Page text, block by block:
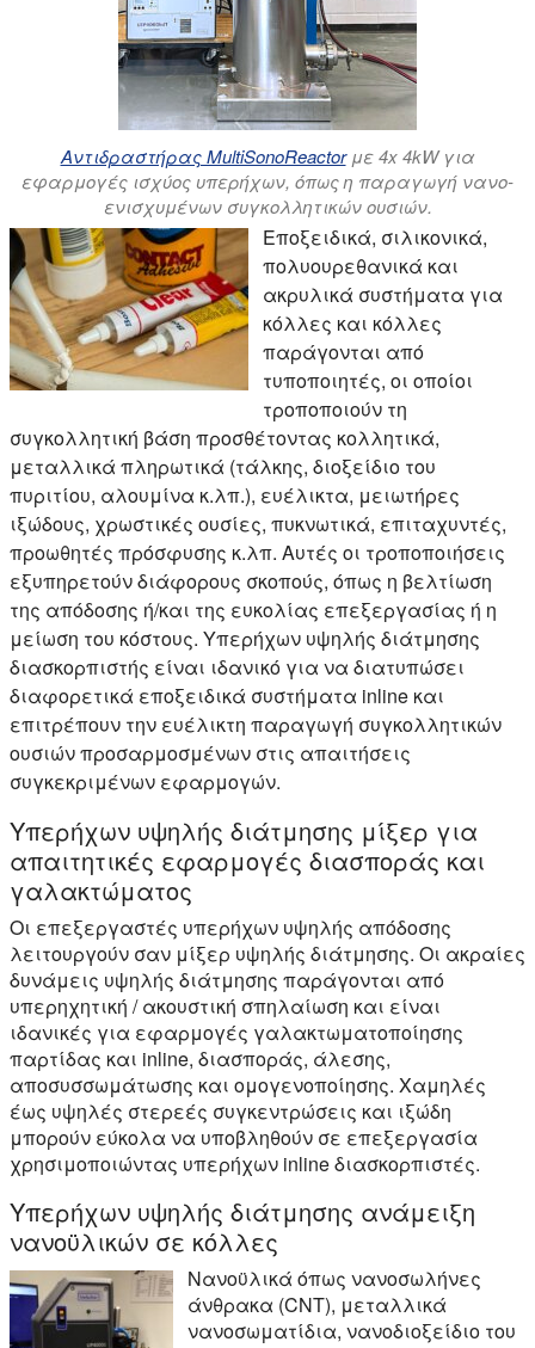
Αντιδραστήρας MultiSonoReactorμε 4x 4kW για
εφαρμογές ισχύος υπερήχων, όπως η παραγωγή νανο-
ενισχυμένων συγκολλητικών ουσιών.
Εποξειδικά, σιλικονικά,
πολυουρεθανικά και
ακρυλικά συστήματα για
κόλλες και κόλλες
παράγονται από
τυποποιητές, οι οποίοι
τροποποιούν τη
συγκολλητική βάση προσθέτοντας κολλητικά,
μεταλλικά πληρωτικά (τάλκης, διοξείδιο του
πυριτίου, αλουμίνα κ.λπ.), ευέλικτα, μειωτήρες
ιξώδους, χρωστικές ουσίες, πυκνωτικά, επιταχυντές,
προωθητές πρόσφυσης κ.λπ. Αυτές οι τροποποιήσεις
εξυπηρετούν διάφορους σκοπούς, όπως η βελτίωση
της απόδοσης ή/και της ευκολίας επεξεργασίας ή η
μείωση του κόστους. Υπερήχων υψηλής διάτμησης
διασκορπιστής είναι ιδανικό για να διατυπώσει
διαφορετικά εποξειδικά συστήματα inline και
επιτρέπουν την ευέλικτη παραγωγή συγκολλητικών
ουσιών προσαρμοσμένων στις απαιτήσεις
συγκεκριμένων εφαρμογών.
Υπερήχων υψηλής διάτμησης μίξερ για
απαιτητικές εφαρμογές διασποράς και
γαλακτώματος
Οι επεξεργαστές υπερήχων υψηλής απόδοσης
λειτουργούν σαν μίξερ υψηλής διάτμησης. Οι ακραίες
δυνάμεις υψηλής διάτμησης παράγονται από
υπερηχητική / ακουστική σπηλαίωση και είναι
ιδανικές για εφαρμογές γαλακτωματοποίησης
παρτίδας και inline, διασποράς, άλεσης,
αποσυσσωμάτωσης και ομογενοποίησης. Χαμηλές
έως υψηλές στερεές συγκεντρώσεις και ιξώδη
μπορούν εύκολα να υποβληθούν σε επεξεργασία
χρησιμοποιώντας υπερήχων inline διασκορπιστές.
Υπερήχων υψηλής διάτμησης ανάμειξη
νανοϋλικών σε κόλλες
Νανοϋλικά όπως νανοσωλήνες
άνθρακα (CNT), μεταλλικά
νανοσωματίδια, νανοδιοξείδιο του